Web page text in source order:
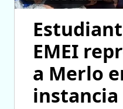
EMEI
a Merlo